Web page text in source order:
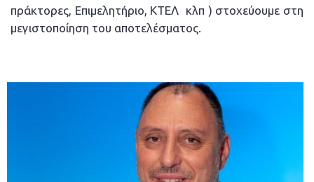
πράκτορες, Επιμελητήριο, ΚΤΕΛ κλπ ) στοχεύουμε στη
μεγιστοποίηση του αποτελέσματος.